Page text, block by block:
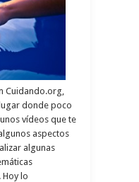
Cuidando.org,
donde poco
vídeos que te
aspectos
algunas
Hoy lo